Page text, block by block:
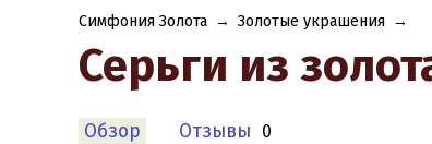
Симфония Золота → Золотые украшения →
Серьги из
Обзор Отзывы 0